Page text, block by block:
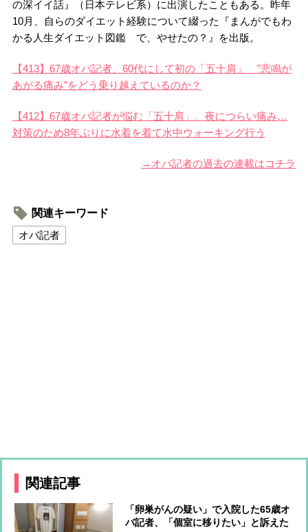
の深イイ話』（日本テレビ系）に出演したこともある。昨年
10月、自らのダイエット経験について綴った『まんがでもわ
かる人生ダイエット図鑑 で、やせたの？』を出版。
【413】67歳オバ記者、60代にして初の「五十肩」 ”悲鳴が
あがる痛み”をどう乗り越えているのか？
【412】67歳オバ記者が悩む「五十肩」、夜につらい痛み…
対策のため8年ぶりに水着を着て水中ウォーキング行う
→オバ記者の過去の連載はコチラ
関連キーワード
オバ記者
関連記事
「卵巣がんの疑い」で入院した65歳オ
バ記者、「個室に移りたい」と訴えた